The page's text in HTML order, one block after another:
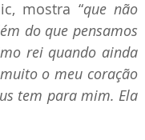
mostra “que não
do que pensamos
rei quando ainda
o meu coração
tem para mim. Ela